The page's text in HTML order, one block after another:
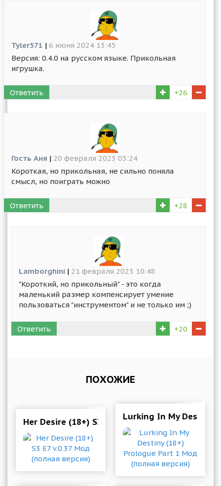
Tyler571 | 6 июня 2024 13:45
Версия: 0.4.0 на русском языке. Прикольная
игрушка.
Ответить +26
Гость Аня | 20 февраля 2023 03:24
Короткая, но прикольная, не сильно поняла
смысл, но поиграть можно
Ответить +28
Lamborghini | 21 февраля 2023 10:48
"Короткий, но прикольный" - это когда
маленький размер компенсирует умение
пользоваться "инструментом" и не только им ;)
Ответить +20
ПОХОЖИЕ
Her Desire (18+) S3 E7 v.0.37 Мод (полная
Lurking In My Destiny